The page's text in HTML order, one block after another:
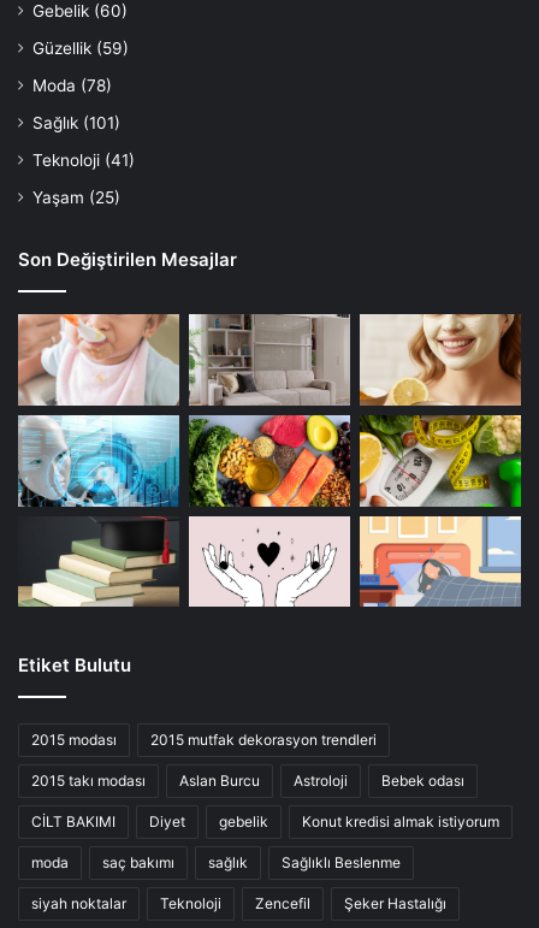
Gebelik (60)
Güzellik (59)
Moda (78)
Sağlık (101)
Teknoloji (41)
Yaşam (25)
Son Değiştirilen Mesajlar
Etiket Bulutu
2015 modası 2015 mutfak dekorasyon trendleri
2015 takı modası Aslan Burcu Astroloji Bebek odası
CİLT BAKIMI Diyet gebelik Konut kredisi almak istiyorum
moda saç bakımı sağlık Sağlıklı Beslenme
siyah noktalar Teknoloji Zencefil Şeker Hastalığı